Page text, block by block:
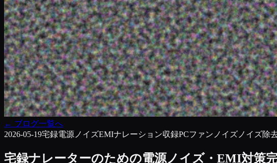
← ブログ一覧へ
2026-05-19宅録電源ノイズEMIナレーション収録PCファンノイズ ノイズ除
宅録ナレーターのための電源ノイズ・EMI対策